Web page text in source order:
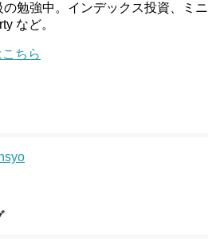
勉強中。インデックス投資、ミニ
など。
ちら